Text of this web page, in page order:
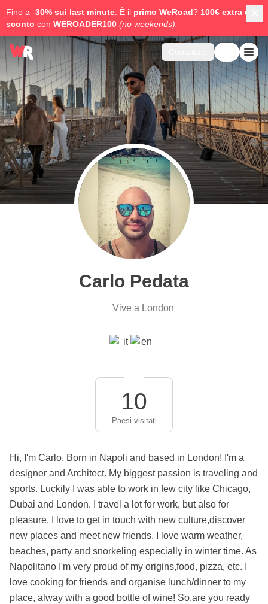
Fino a -30% sui last minute . È il primo WeRoad? 100€ extra di
sconto con WEROADER100 (no weekends).
Carlo Pedata
Vive a London
10
Paesi visitati
Hi, I'm Carlo. Born in Napoli and based in London! I'm a
designer and Architect. My biggest passion is traveling and
sports. Luckily I was able to work in few city like Chicago,
Dubai and London. I travel a lot for work, but also for
pleasure. I love to get in touch with new culture,discover
new places and meet new friends. I love warm weather,
beaches, party and snorkeling especially in winter time. As
Napolitano I'm very proud of my origins,food, pizza, etc. I
love cooking for friends and organise lunch/dinner to my
place, alway with a good bottle of wine! So,are you ready